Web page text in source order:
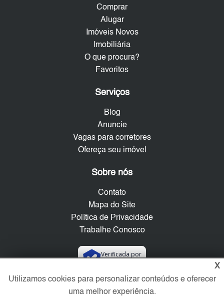
Comprar
Alugar
Imóveis Novos
Imobiliária
O que procura?
Favoritos
Serviços
Blog
Anuncie
Vagas para corretores
Ofereça seu imóvel
Sobre nós
Contato
Mapa do Site
Política de Privacidade
Trabalhe Conosco
Verificada por
Redes Sociais
X
Utilizamos cookies para personalizar conteúdos e oferecer
uma melhor experiência.